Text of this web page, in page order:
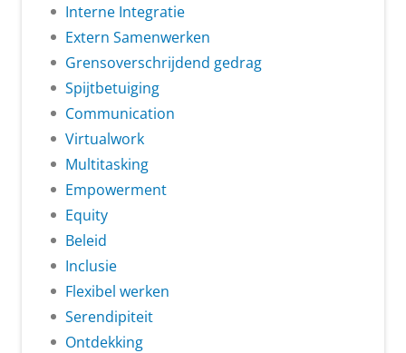
Interne Integratie
Extern Samenwerken
Grensoverschrijdend gedrag
Spijtbetuiging
Communication
Virtualwork
Multitasking
Empowerment
Equity
Beleid
Inclusie
Flexibel werken
Serendipiteit
Ontdekking